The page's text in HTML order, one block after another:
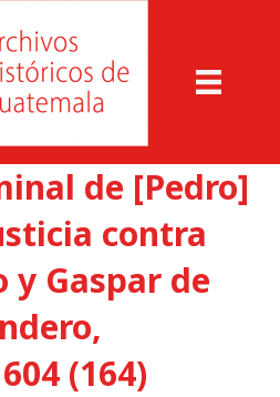
de [Pedro]
contra
y Gaspar de
(164)